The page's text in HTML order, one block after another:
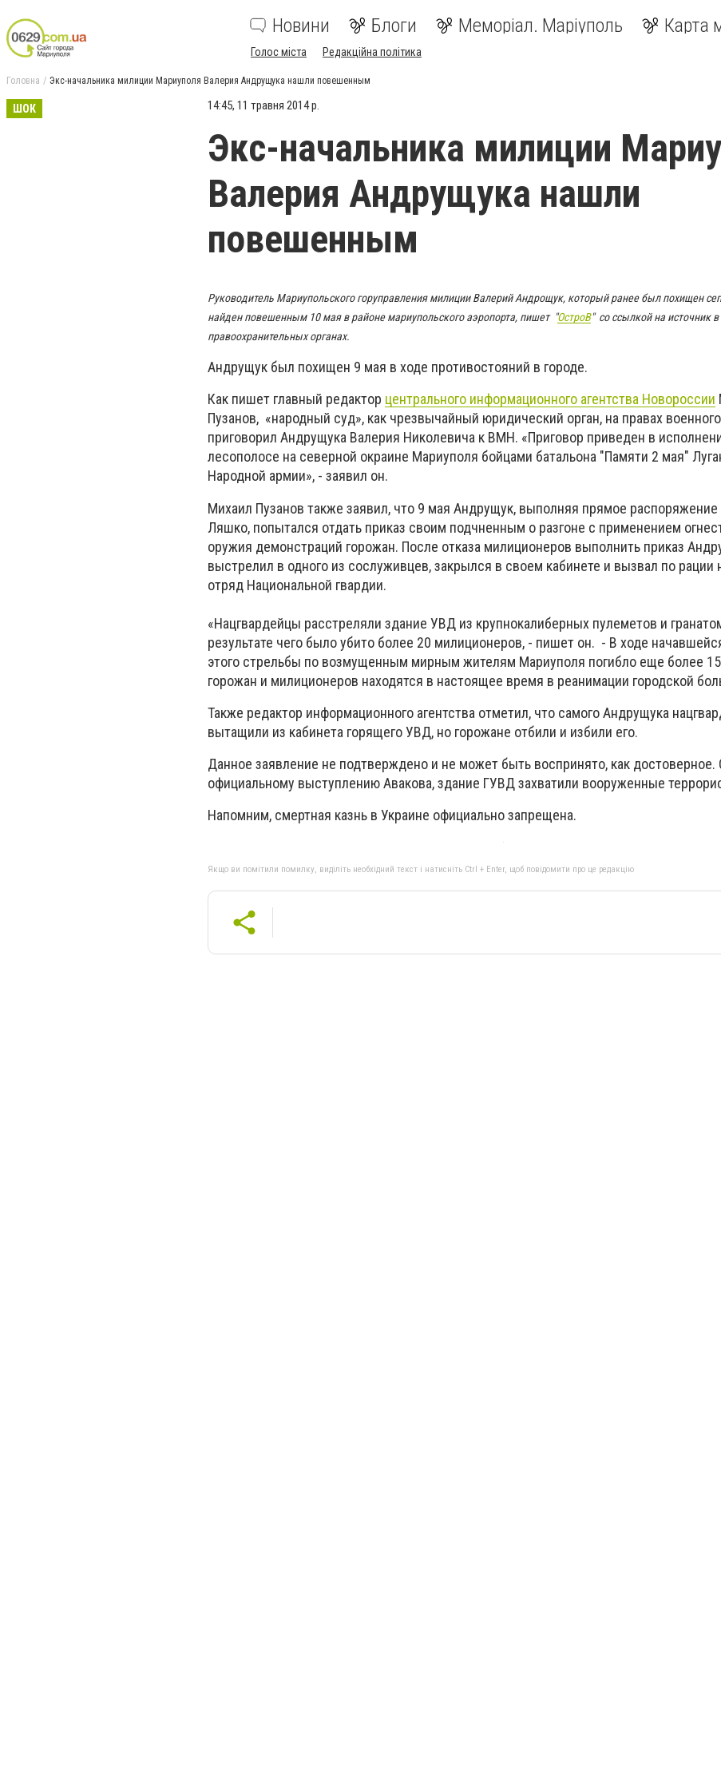
Новини Блоги Меморіал. Маріуполь Карта
Голос міста Редакційна політика
Головна Экс-начальника милиции Мариуполя Валерия Андрущука нашли повешенным
ШОК 14:45, 11 травня 2014 р.
Экс-начальника милиции
Валерия Андрущука нашли
повешенным
Руководитель Мариупольского горуправления милиции Валерий Андрощук, который ранее был похищен
найден повешенным 10 мая в районе мариупольского аэропорта, пишет "ОстроВ" со ссылкой на источник в
правоохранительных органах.
Андрущук был похищен 9 мая в ходе противостояний в городе.
Как пишет главный редактор центрального информационного агентства Новороссии
Пузанов, «народный суд», как чрезвычайный юридический орган, на правах
приговорил Андрущука Валерия Николевича к ВМН. «Приговор приведен в
лесополосе на северной окраине Мариуполя бойцами батальона "Памяти 2 мая"
Народной армии», - заявил он.
Михаил Пузанов также заявил, что 9 мая Андрущук, выполняя прямое распоряжение
Ляшко, попытался отдать приказ своим подчненным о разгоне с применением
оружия демонстраций горожан. После отказа милиционеров выполнить приказ
выстрелил в одного из сослуживцев, закрылся в своем кабинете и вызвал по рации
отряд Национальной гвардии.
«Нацгвардейцы расстреляли здание УВД из крупнокалиберных пулеметов и
результате чего было убито более 20 милиционеров, - пишет он. - В ходе
этого стрельбы по возмущенным мирным жителям Мариуполя погибло еще более
горожан и милиционеров находятся в настоящее время в реанимации городской
Также редактор информационного агентства отметил, что самого Андрущука
вытащили из кабинета горящего УВД, но горожане отбили и избили его.
Данное заявление не подтверждено и не может быть воспринято, как достоверное.
официальному выступлению Авакова, здание ГУВД захватили вооруженные
Напомним, смертная казнь в Украине официально запрещена.
Якщо ви помітили помилку, виділіть необхідний текст і натисніть Ctrl + Enter, щоб повідомити про це редакцію